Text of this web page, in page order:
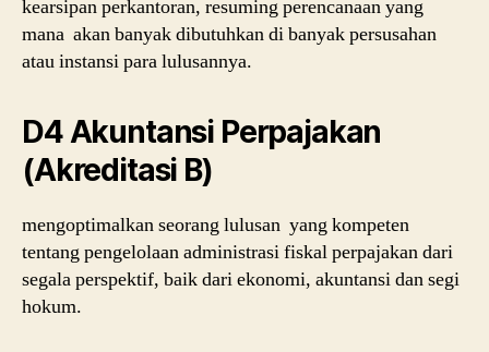
kearsipan perkantoran, resuming perencanaan yang
mana akan banyak dibutuhkan di banyak persusahan
atau instansi para lulusannya.
D4 Akuntansi Perpajakan
(Akreditasi B)
mengoptimalkan seorang lulusan yang kompeten
tentang pengelolaan administrasi fiskal perpajakan dari
segala perspektif, baik dari ekonomi, akuntansi dan segi
hokum.